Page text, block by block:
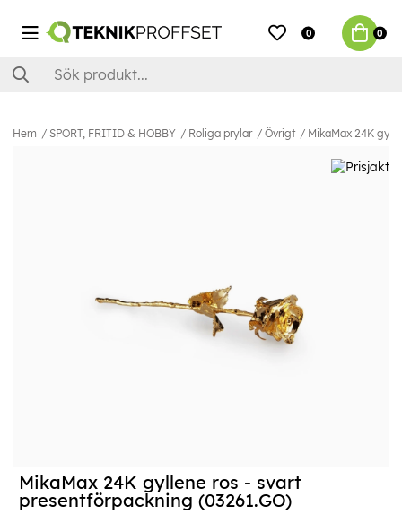
0 0
Hem SPORT, FRITID & HOBBY Roliga prylar Övrigt MikaMax 24K
MikaMax 24K gyllene ros - svart
presentförpackning (03261.GO)